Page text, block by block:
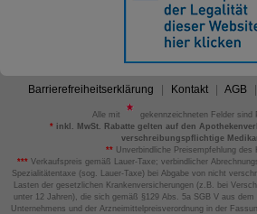
Barrierefreiheitserklärung Kontakt AGB
Alle mit
gekennzeichneten Felder sind
*inkl. MwSt. Rabatte gelten auf den
verschreibungspflichtige
** Unverbindliche Preisempfehlung des
*** Verkaufspreis gemäß Lauer-Taxe; verbindlicher
Spezialitätentaxe (sog. Lauer-Taxe) bei Abgabe von nicht
Lasten der gesetzlichen Krankenversicherungen (z.B. bei
unter 12 Jahren), die sich gemäß §129 Abs. 5a SGB V aus
Unternehmens und der Arzneimittelpreisverordnung in der